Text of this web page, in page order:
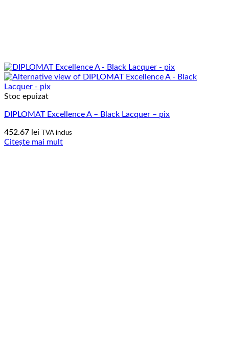
Stoc epuizat
DIPLOMAT Excellence A – Black Lacquer – pix
452.67 lei TVA inclus
Citește mai mult